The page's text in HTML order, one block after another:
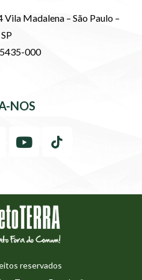
Madalena – São Paulo –
SP
000
NOS
reservados